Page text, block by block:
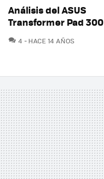
Análisis del ASUS
Transformer Pad 300
4 COMENTARIOS
HACE 14 AÑOS